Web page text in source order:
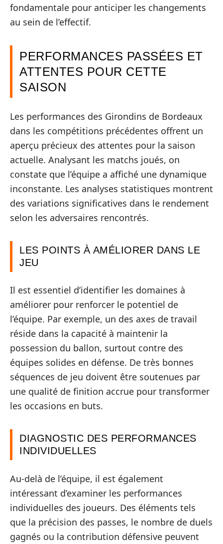
fondamentale pour anticiper les changements
au sein de l’effectif.
PERFORMANCES PASSÉES ET
ATTENTES POUR CETTE
SAISON
Les performances des Girondins de Bordeaux
dans les compétitions précédentes offrent un
aperçu précieux des attentes pour la saison
actuelle. Analysant les matchs joués, on
constate que l’équipe a affiché une dynamique
inconstante. Les analyses statistiques montrent
des variations significatives dans le rendement
selon les adversaires rencontrés.
LES POINTS À AMÉLIORER DANS LE
JEU
Il est essentiel d’identifier les domaines à
améliorer pour renforcer le potentiel de
l’équipe. Par exemple, un des axes de travail
réside dans la capacité à maintenir la
possession du ballon, surtout contre des
équipes solides en défense. De très bonnes
séquences de jeu doivent être soutenues par
une qualité de finition accrue pour transformer
les occasions en buts.
DIAGNOSTIC DES PERFORMANCES
INDIVIDUELLES
Au-delà de l’équipe, il est également
intéressant d’examiner les performances
individuelles des joueurs. Des éléments tels
que la précision des passes, le nombre de duels
gagnés ou la contribution défensive peuvent